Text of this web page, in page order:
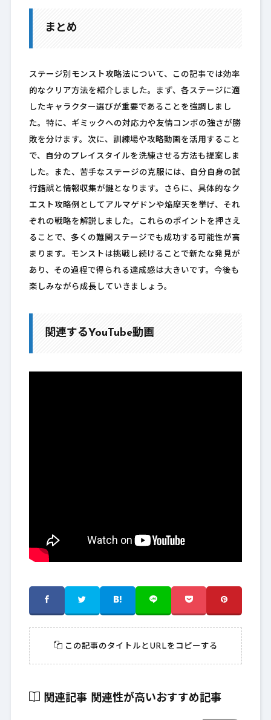
まとめ
ステージ別モンスト攻略法について、この記事では効率
的なクリア方法を紹介しました。まず、各ステージに適
したキャラクター選びが重要であることを強調しまし
た。特に、ギミックへの対応力や友情コンボの強さが勝
敗を分けます。次に、訓練場や攻略動画を活用すること
で、自分のプレイスタイルを洗練させる方法も提案しま
した。また、苦手なステージの克服には、自分自身の試
行錯誤と情報収集が鍵となります。さらに、具体的なク
エスト攻略例としてアルマゲドンや焔摩天を挙げ、それ
ぞれの戦略を解説しました。これらのポイントを押さえ
ることで、多くの難関ステージでも成功する可能性が高
まります。モンストは挑戦し続けることで新たな発見が
あり、その過程で得られる達成感は大きいです。今後も
楽しみながら成長していきましょう。
関連するYouTube動画
この記事のタイトルとURLをコピーする
関連記事 関連性が高いおすすめ記事